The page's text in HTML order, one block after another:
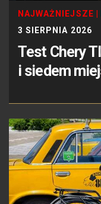
NAJWAŻNIEJSZE
3 SIERPNIA 2026
Test Chery
i siedem